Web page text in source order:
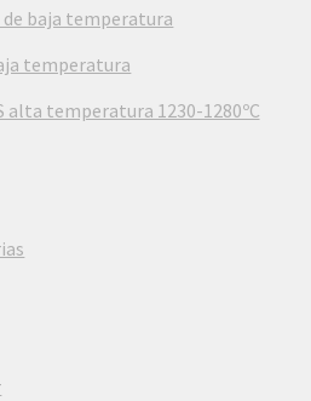
baja temperatura
temperatura
alta temperatura 1230-1280ºC